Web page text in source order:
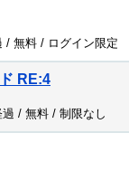
/ 無料 / ログイン限定
RE:4
過 / 無料 / 制限なし